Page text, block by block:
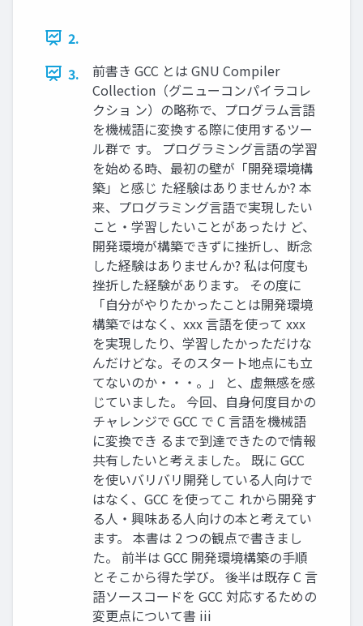
2.
3.
前書き GCC とは GNU Compiler
Collection（グニューコンパイラコレ
クショ ン）の略称で、プログラム言語
を機械語に変換する際に使用するツー
ル群で す。 プログラミング言語の学習
を始める時、最初の壁が「開発環境構
築」と感じ た経験はありませんか? 本
来、プログラミング言語で実現したい
こと・学習したいことがあったけ ど、
開発環境が構築できずに挫折し、断念
した経験はありませんか? 私は何度も
挫折した経験があります。 その度に
「自分がやりたかったことは開発環境
構築ではなく、xxx 言語を使って xxx
を実現したり、学習したかっただけな
んだけどな。そのスタート地点にも立
てないのか・・・。」 と、虚無感を感
じていました。 今回、自身何度目かの
チャレンジで GCC で C 言語を機械語
に変換でき るまで到達できたので情報
共有したいと考えました。 既に GCC
を使いバリバリ開発している人向けで
はなく、GCC を使ってこ れから開発す
る人・興味ある人向けの本と考えてい
ます。 本書は 2 つの観点で書きまし
た。 前半は GCC 開発環境構築の手順
とそこから得た学び。 後半は既存 C 言
語ソースコードを GCC 対応するための
変更点について書 iii